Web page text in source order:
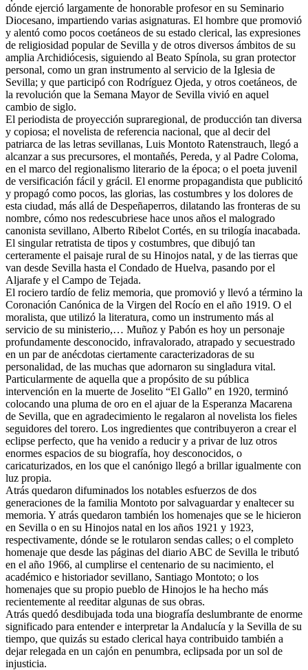
dónde ejerció largamente de honorable profesor en su Seminario
Diocesano, impartiendo varias asignaturas. El hombre que promovió
y alentó como pocos coetáneos de su estado clerical, las expresiones
de religiosidad popular de Sevilla y de otros diversos ámbitos de su
amplia Archidiócesis, siguiendo al Beato Spínola, su gran protector
personal, como un gran instrumento al servicio de la Iglesia de
Sevilla; y que participó con Rodríguez Ojeda, y otros coetáneos, de
la revolución que la Semana Mayor de Sevilla vivió en aquel
cambio de siglo.
El periodista de proyección supraregional, de producción tan diversa
y copiosa; el novelista de referencia nacional, que al decir del
patriarca de las letras sevillanas, Luis Montoto Ratenstrauch, llegó a
alcanzar a sus precursores, el montañés, Pereda, y al Padre Coloma,
en el marco del regionalismo literario de la época; o el poeta juvenil
de versificación fácil y grácil. El enorme propagandista que publicitó
y propagó como pocos, las glorias, las costumbres y los dolores de
esta ciudad, más allá de Despeñaperros, dilatando las fronteras de su
nombre, cómo nos redescubriese hace unos años el malogrado
canonista sevillano, Alberto Ribelot Cortés, en su trilogía inacabada.
El singular retratista de tipos y costumbres, que dibujó tan
certeramente el paisaje rural de su Hinojos natal, y de las tierras que
van desde Sevilla hasta el Condado de Huelva, pasando por el
Aljarafe y el Campo de Tejada.
El rociero tardío de feliz memoria, que promovió y llevó a término la
Coronación Canónica de la Virgen del Rocío en el año 1919. O el
moralista, que utilizó la literatura, como un instrumento más al
servicio de su ministerio,… Muñoz y Pabón es hoy un personaje
profundamente desconocido, infravalorado, atrapado y secuestrado
en un par de anécdotas ciertamente caracterizadoras de su
personalidad, de las muchas que adornaron su singladura vital.
Particularmente de aquella que a propósito de su pública
intervención en la muerte de Joselito “El Gallo” en 1920, terminó
colocando una pluma de oro en el ajuar de la Esperanza Macarena
de Sevilla, que en agradecimiento le regalaron al novelista los fieles
seguidores del torero. Los ingredientes que contribuyeron a crear el
eclipse perfecto, que ha venido a reducir y a privar de luz otros
enormes espacios de su biografía, hoy desconocidos, o
caricaturizados, en los que el canónigo llegó a brillar igualmente con
luz propia.
Atrás quedaron difuminados los notables esfuerzos de dos
generaciones de la familia Montoto por salvaguardar y enaltecer su
memoria. Y atrás quedaron también los homenajes que se le hicieron
en Sevilla o en su Hinojos natal en los años 1921 y 1923,
respectivamente, dónde se le rotularon sendas calles; o el completo
homenaje que desde las páginas del diario ABC de Sevilla le tributó
en el año 1966, al cumplirse el centenario de su nacimiento, el
académico e historiador sevillano, Santiago Montoto; o los
homenajes que su propio pueblo de Hinojos le ha hecho más
recientemente al reeditar algunas de sus obras.
Atrás quedó desdibujada toda una biografía deslumbrante de enorme
significado para entender e interpretar la Andalucía y la Sevilla de su
tiempo, que quizás su estado clerical haya contribuido también a
dejar relegada en un cajón en penumbra, eclipsada por un sol de
injusticia.